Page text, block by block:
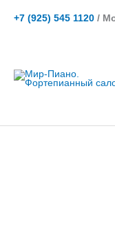
+7 (925) 545 1120 /